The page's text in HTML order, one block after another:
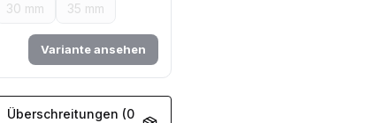
30 mm 35 mm
Variante ansehen
Überschreitungen (0